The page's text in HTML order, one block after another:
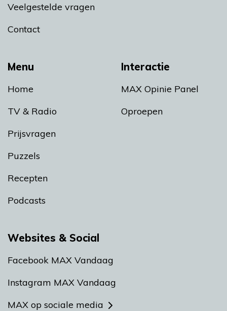
Menu
Home
TV & Radio
Prijsvragen
Puzzels
Recepten
Podcasts
Interactie
MAX Opinie Panel
Oproepen
Veelgestelde vragen
Contact
Websites & Social
Facebook MAX Vandaag
Instagram MAX Vandaag
MAX op sociale media